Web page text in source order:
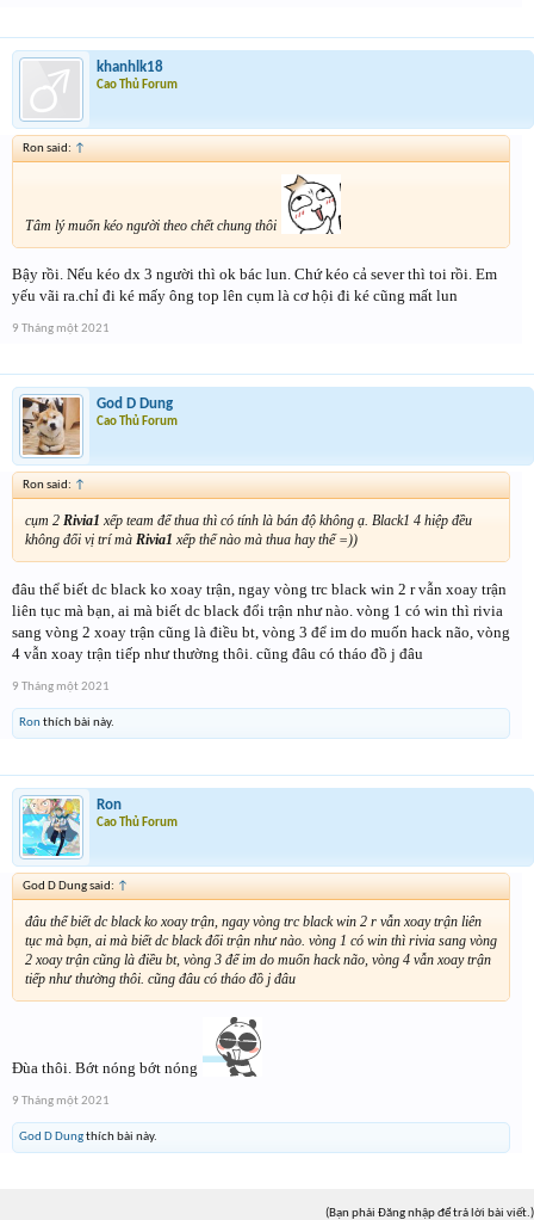
khanhlk18
Cao Thủ Forum
Ron said: ↑
Tâm lý muốn kéo người theo chết chung thôi
Bậy rồi. Nếu kéo dx 3 người thì ok bác lun. Chứ kéo cả sever thì toi rồi. Em
yếu vãi ra.chỉ đi ké mấy ông top lên cụm là cơ hội đi ké cũng mất lun
9 Tháng một 2021
God D Dung
Cao Thủ Forum
Ron said: ↑
cụm 2 Rivia1 xếp team để thua thì có tính là bán độ không ạ. Black1 4 hiệp đều
không đổi vị trí mà Rivia1 xếp thế nào mà thua hay thế =))
đâu thể biết dc black ko xoay trận, ngay vòng trc black win 2 r vẫn xoay trận
liên tục mà bạn, ai mà biết dc black đổi trận như nào. vòng 1 có win thì rivia
sang vòng 2 xoay trận cũng là điều bt, vòng 3 để im do muốn hack não, vòng
4 vẫn xoay trận tiếp như thường thôi. cũng đâu có tháo đồ j đâu
9 Tháng một 2021
Ronthích bài này.
Ron
Cao Thủ Forum
God D Dung said: ↑
đâu thể biết dc black ko xoay trận, ngay vòng trc black win 2 r vẫn xoay trận liên
tục mà bạn, ai mà biết dc black đổi trận như nào. vòng 1 có win thì rivia sang vòng
2 xoay trận cũng là điều bt, vòng 3 để im do muốn hack não, vòng 4 vẫn xoay trận
tiếp như thường thôi. cũng đâu có tháo đồ j đâu
Đùa thôi. Bớt nóng bớt nóng
9 Tháng một 2021
God D Dungthích bài này.
(Bạn phải Đăng nhập để trả lời bài viết.)